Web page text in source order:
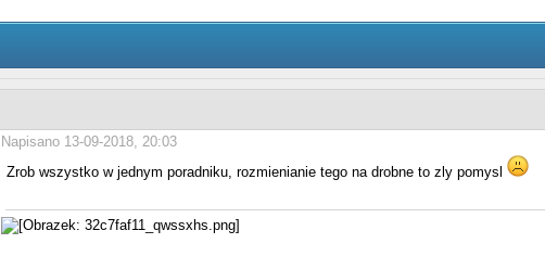
Napisano 13-09-2018, 20:03
Zrob wszystko w jednym poradniku, rozmienianie tego na drobne to zly pomysl